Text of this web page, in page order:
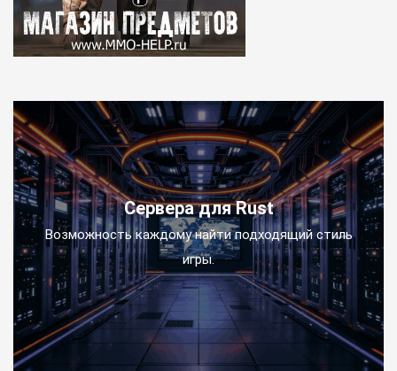
Сервера для Rust
Возможность каждому найти подходящий стиль
игры.